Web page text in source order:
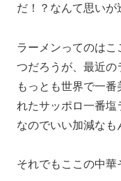
だ！？なんて思いが
ラーメンってのは
つだろうが、最近の
もっとも世界で一
れたサッポロ一番
なのでいい加減なも
それでもここの中華